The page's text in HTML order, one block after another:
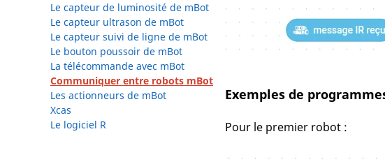
Le capteur de luminosité de mBot
Le capteur ultrason de mBot
Le capteur suivi de ligne de mBot
Le bouton poussoir de mBot
La télécommande avec mBot
Communiquer entre robots mBot
Les actionneurs de mBot
Xcas
Le logiciel R
Exemples de
Pour le premier robot :